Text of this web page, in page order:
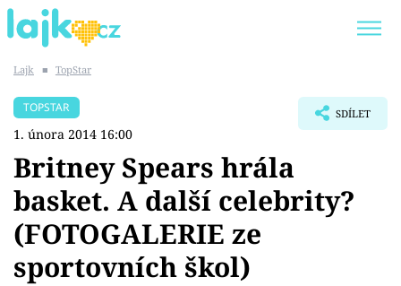
SHOPAHOLICADEL
Témata
Showbyznys
Lajk ■ TopStar
TOPSTAR
1. února 2014 16:00
SDÍLET
Britney Spears hrála
basket. A další celebrity?
(FOTOGALERIE ze
sportovních škol)